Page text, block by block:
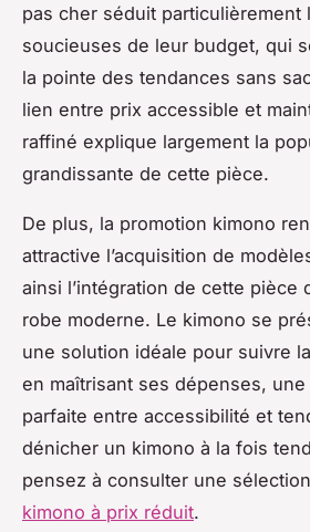
pas cher séduit particulièrement
soucieuses de leur budget, qui
la pointe des tendances sans
lien entre prix accessible et
raffiné explique largement la
grandissante de cette pièce.
De plus, la promotion kimono
attractive l’acquisition de
ainsi l’intégration de cette pièce
robe moderne. Le kimono se
une solution idéale pour suivre
en maîtrisant ses dépenses,
parfaite entre accessibilité et
dénicher un kimono à la fois
pensez à consulter une
kimono à prix réduit.